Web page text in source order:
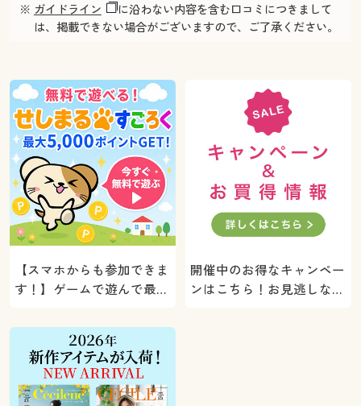
※ ガイドライン
に沿わない内容を含む口コミにつきまして
は、掲載できない場合がございますので、ご了承ください。
【スマホからも参加できま
す！】ゲームで遊んで最大
ト！
開催中のお得なキャンペー
ンはこちら！お見逃しな